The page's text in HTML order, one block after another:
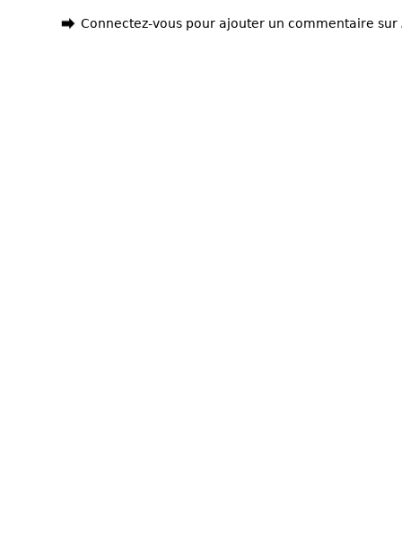
Connectez-vous pour ajouter un commentaire sur